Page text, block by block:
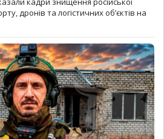
дронів та логістичних об’єктів на